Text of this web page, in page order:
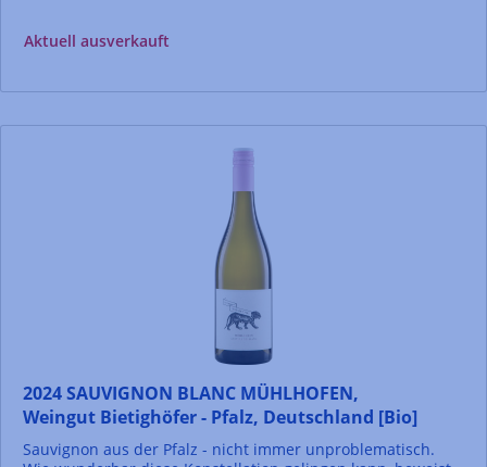
Aktuell ausverkauft
2024 SAUVIGNON BLANC MÜHLHOFEN,
Weingut Bietighöfer - Pfalz, Deutschland [Bio]
Sauvignon aus der Pfalz - nicht immer unproblematisch.